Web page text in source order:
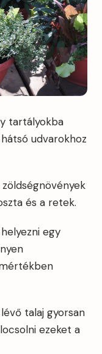
tartályokba
udvarokhoz
és a retek.
egy
talaj gyorsan
ezeket a